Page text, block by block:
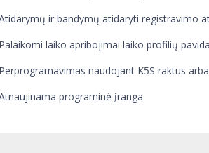
ir bandymų atidaryti registravimo
laiko apribojimai laiko profilių
naudojant K5S raktus
programinė įranga